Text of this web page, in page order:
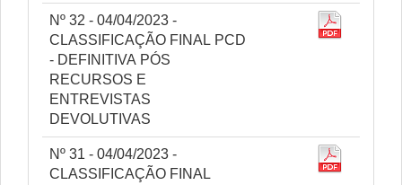
Nº 32 - 04/04/2023 -
CLASSIFICAÇÃO FINAL PCD
- DEFINITIVA PÓS
RECURSOS E
ENTREVISTAS
DEVOLUTIVAS
Nº 31 - 04/04/2023 -
CLASSIFICAÇÃO FINAL